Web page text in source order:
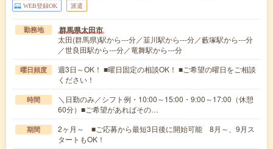
WEB登録OK 派遣
勤務地 群馬県太田市
太田(群馬県)駅から---分／韮川駅から---分／藪塚駅から---分
／世良田駅から---分／竜舞駅から---分
曜日頻度
週3日～OK！ ■曜日固定の相談OK！ ■ご希望の曜日をご相談
ください！
時間
＼日勤のみ／シフト例・10:00～15:00・9:00～17:00（休憩
60分）■ご希望があればその…
期間
2ヶ月～ ■ご応募から最短3日後に開始可能 8月～、9月ス
タートもOK！